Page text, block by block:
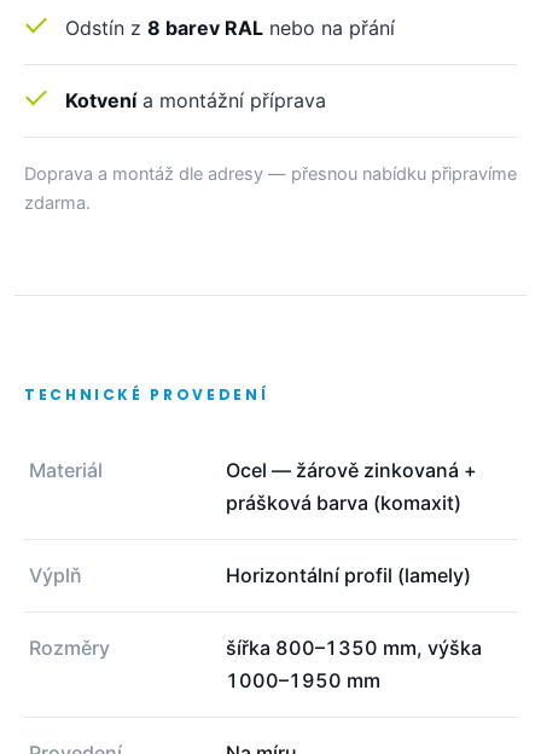
Odstín z 8 barev RAL nebo na přání
Kotvenía montážní příprava
Doprava a montáž dle adresy — přesnou nabídku připravíme
zdarma.
TECHNICKÉ PROVEDENÍ
Materiál
Ocel — žárově zinkovaná +
prášková barva (komaxit)
Výplň Horizontální profil (lamely)
Rozměry
šířka 800–1350 mm, výška
1000–1950 mm